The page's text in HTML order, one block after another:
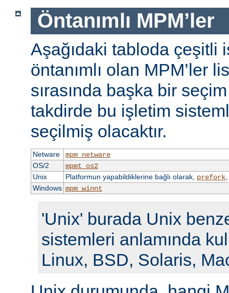
Öntanımlı MPM’ler
Aşağıdaki tabloda çeşitli
öntanımlı olan MPM’ler
sırasında başka bir seçim
takdirde bu işletim
seçilmiş olacaktır.
Netware
mpm_netware
OS/2
mpmt_os2
Unix
Platformun yapabildiklerine bağlı olarak, prefork,
Windows mpm_winnt
'Unix' burada Unix
sistemleri anlamında
Linux, BSD, Solaris,